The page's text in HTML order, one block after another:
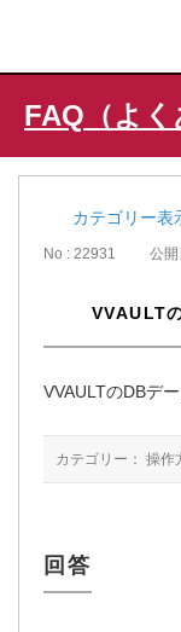
FAQ（よく
カテゴリー表
No : 22931 公
VVAULT
VVAULTのDBデ
カテゴリー： 操作